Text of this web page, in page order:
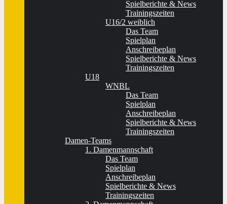
Spielberichte & News
Trainingszeiten
U16/2 weiblich
Das Team
Spielplan
Anschreibeplan
Spielberichte & News
Trainingszeiten
U18
WNBL
Das Team
Spielplan
Anschreibeplan
Spielberichte & News
Trainingszeiten
Damen-Teams
1. Damenmannschaft
Das Team
Spielplan
Anschreibeplan
Spielberichte & News
Trainingszeiten